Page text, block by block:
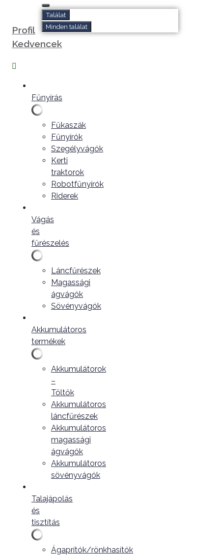
...
Találat
Minden találat
Profil
Kedvencek
Fűnyírás
Fűkaszák
Fűnyírók
Szegélyvágók
Kerti
traktorok
Robotfűnyírók
Riderek
Vágás
és
fűrészelés
Láncfűrészek
Magassági
ágvágók
Sövényvágók
Akkumulátoros
termékek
Akkumulátorok
–
Töltők
Akkumulátoros
láncfűrészek
Akkumulátoros
magassági
ágvágók
Akkumulátoros
sövényvágók
Talajápolás
és
tisztítás
Ágaprítók/rönkhasítók